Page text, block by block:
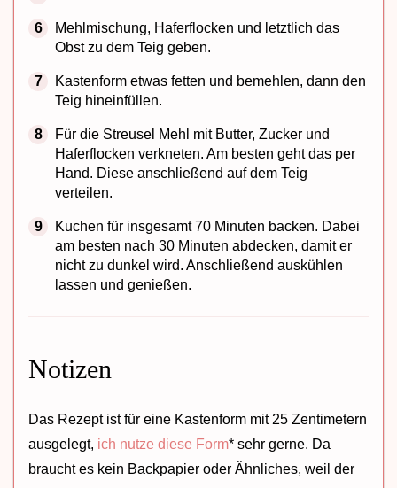
Mehlmischung, Haferflocken und letztlich das
Obst zu dem Teig geben.
Kastenform etwas fetten und bemehlen, dann den
Teig hineinfüllen.
Für die Streusel Mehl mit Butter, Zucker und
Haferflocken verkneten. Am besten geht das per
Hand. Diese anschließend auf dem Teig
verteilen.
Kuchen für insgesamt 70 Minuten backen. Dabei
am besten nach 30 Minuten abdecken, damit er
nicht zu dunkel wird. Anschließend auskühlen
lassen und genießen.
Notizen
Das Rezept ist für eine Kastenform mit 25 Zentimetern
ausgelegt, ich nutze diese Form* sehr gerne. Da
braucht es kein Backpapier oder Ähnliches, weil der